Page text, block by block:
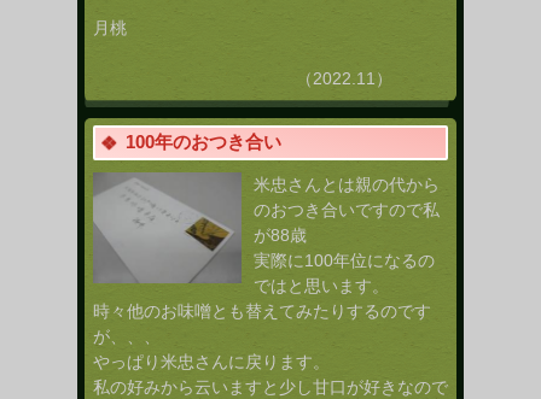
月桃
（2022.11）
100年のおつき合い
米忠さんとは親の代から
のおつき合いですので私
が88歳
実際に100年位になるの
ではと思います。
時々他のお味噌とも替えてみたりするのです
が、、、
やっぱり米忠さんに戻ります。
私の好みから云いますと少し甘口が好きなので